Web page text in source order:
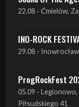
29.08 -
ProgRockFest
Antimatter +
09.09 - Poznań,